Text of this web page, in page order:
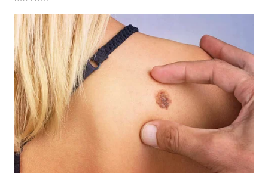
WN
TAPANULI
TENGAH
WN DELI
SERDANG
WN
TEBING